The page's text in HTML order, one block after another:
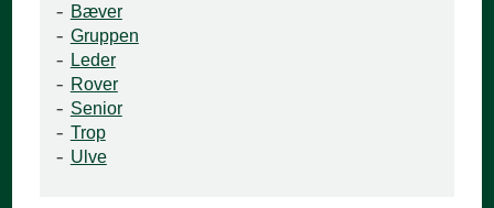
Bæver
Gruppen
Leder
Rover
Senior
Trop
Ulve